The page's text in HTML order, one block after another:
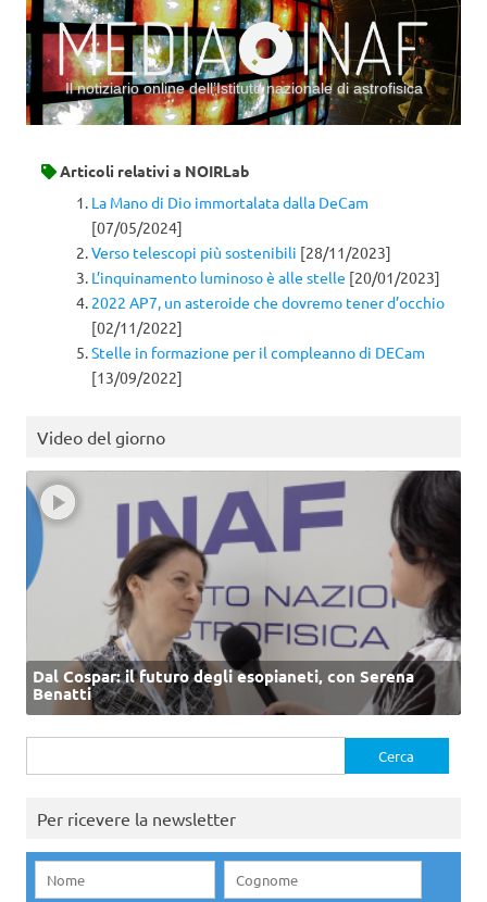
Il notiziario online dell’Istituto nazionale di astrofisica
Articoli relativi a NOIRLab
La Mano di Dio immortalata dalla DeCam
[07/05/2024]
Verso telescopi più sostenibili [28/11/2023]
L’inquinamento luminoso è alle stelle [20/01/2023]
2022 AP7, un asteroide che dovremo tener d’occhio
[02/11/2022]
Stelle in formazione per il compleanno di DECam
[13/09/2022]
Video del giorno
Dal Cospar: il futuro degli esopianeti, con Serena
Benatti
per:
Per ricevere la newsletter